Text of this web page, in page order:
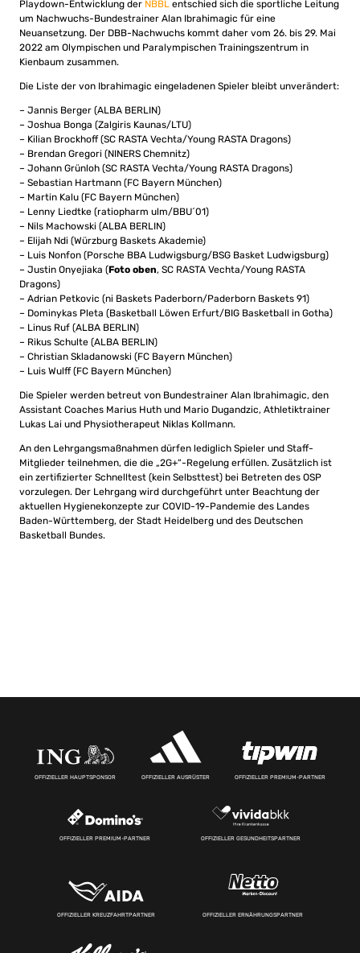
Playdown-Entwicklung der NBBL entschied sich die sportliche Leitung
um Nachwuchs-Bundestrainer Alan Ibrahimagic für eine
Neuansetzung. Der DBB-Nachwuchs kommt daher vom 26. bis 29. Mai
2022 am Olympischen und Paralympischen Trainingszentrum in
Kienbaum zusammen.
Die Liste der von Ibrahimagic eingeladenen Spieler bleibt unverändert:
– Jannis Berger (ALBA BERLIN)
– Joshua Bonga (Zalgiris Kaunas/LTU)
– Kilian Brockhoff (SC RASTA Vechta/Young RASTA Dragons)
– Brendan Gregori (NINERS Chemnitz)
– Johann Grünloh (SC RASTA Vechta/Young RASTA Dragons)
– Sebastian Hartmann (FC Bayern München)
– Martin Kalu (FC Bayern München)
– Lenny Liedtke (ratiopharm ulm/BBU´01)
– Nils Machowski (ALBA BERLIN)
– Elijah Ndi (Würzburg Baskets Akademie)
– Luis Nonfon (Porsche BBA Ludwigsburg/BSG Basket Ludwigsburg)
– Justin Onyejiaka (Foto oben, SC RASTA Vechta/Young RASTA
Dragons)
– Adrian Petkovic (ni Baskets Paderborn/Paderborn Baskets 91)
– Dominykas Pleta (Basketball Löwen Erfurt/BIG Basketball in Gotha)
– Linus Ruf (ALBA BERLIN)
– Rikus Schulte (ALBA BERLIN)
– Christian Skladanowski (FC Bayern München)
– Luis Wulff (FC Bayern München)
Die Spieler werden betreut von Bundestrainer Alan Ibrahimagic, den
Assistant Coaches Marius Huth und Mario Dugandzic, Athletiktrainer
Lukas Lai und Physiotherapeut Niklas Kollmann.
An den Lehrgangsmaßnahmen dürfen lediglich Spieler und Staff-
Mitglieder teilnehmen, die die „2G+“-Regelung erfüllen. Zusätzlich ist
ein zertifizierter Schnelltest (kein Selbsttest) bei Betreten des OSP
vorzulegen. Der Lehrgang wird durchgeführt unter Beachtung der
aktuellen Hygienekonzepte zur COVID-19-Pandemie des Landes
Baden-Württemberg, der Stadt Heidelberg und des Deutschen
Basketball Bundes.
OFFIZIELLER HAUPTSPONSOR OFFIZIELLER AUSRÜSTER OFFIZIELLER PREMIUM-PARTNER
OFFIZIELLER PREMIUM-PARTNER OFFIZIELLER GESUNDHEITSPARTNER
OFFIZIELLER KREUZFAHRTPARTNER OFFIZIELLER ERNÄHRUNGSPARTNER